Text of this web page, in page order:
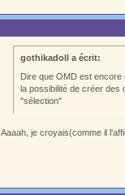
gothikadoll a écrit:
Dire que OMD est
la possibilité de créer
"sélection"
Aaaah, je croyais(comme il